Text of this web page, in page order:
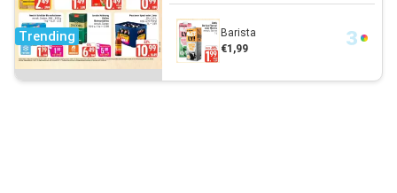
Trending
Barista
€1,99